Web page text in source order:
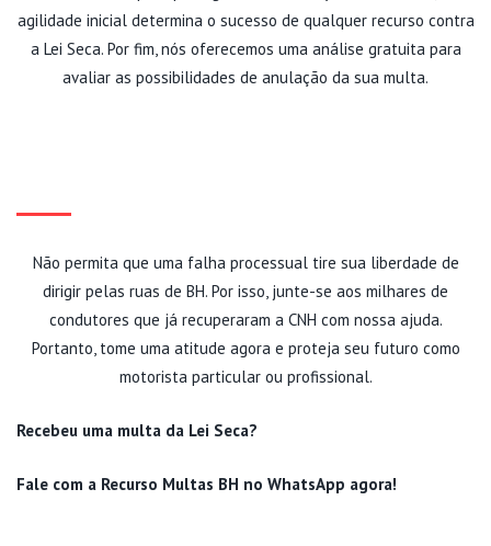
agilidade inicial determina o sucesso de qualquer recurso contra
a Lei Seca. Por fim, nós oferecemos uma análise gratuita para
avaliar as possibilidades de anulação da sua multa.
Não permita que uma falha processual tire sua liberdade de
dirigir pelas ruas de BH. Por isso, junte-se aos milhares de
condutores que já recuperaram a CNH com nossa ajuda.
Portanto, tome uma atitude agora e proteja seu futuro como
motorista particular ou profissional.
Recebeu uma multa da Lei Seca?
Fale com a Recurso Multas BH no WhatsApp agora!